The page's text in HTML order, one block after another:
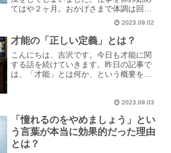
てはや２ヶ月。おかげさまで体調は回復
し、昨日ついに復職を果たしました。休
んでいる間、自分のことを強烈に振り返
ることにしたので、その間ブログもお休
みをしておりました。今日...
2023.09.02
才能の「正しい定義」とは？
こんにちは、吉沢です。今日も才能に関
する話を続けていきます。昨日の記事で
は、「才能」とは何か、という概要をお
力」とのこと。もっと簡単に言うなら
ば、「得意なこと」が「才能...
2023.09.03
「憧れるのをやめましょう」とい
う言葉が本当に効果的だった理由
とは？